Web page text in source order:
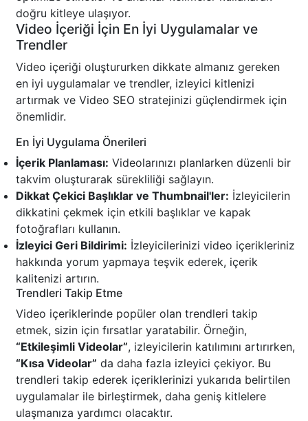
doğru kitleye ulaşıyor.
Video İçeriği İçin En İyi Uygulamalar ve
Trendler
Video içeriği oluştururken dikkate almanız gereken
en iyi uygulamalar ve trendler, izleyici kitlenizi
artırmak ve Video SEO stratejinizi güçlendirmek için
önemlidir.
En İyi Uygulama Önerileri
İçerik Planlaması: Videolarınızı planlarken düzenli bir
takvim oluşturarak sürekliliği sağlayın.
Dikkat Çekici Başlıklar ve Thumbnail'ler: İzleyicilerin
dikkatini çekmek için etkili başlıklar ve kapak
fotoğrafları kullanın.
İzleyici Geri Bildirimi: İzleyicilerinizi video içerikleriniz
hakkında yorum yapmaya teşvik ederek, içerik
kalitenizi artırın.
Trendleri Takip Etme
Video içeriklerinde popüler olan trendleri takip
etmek, sizin için fırsatlar yaratabilir. Örneğin,
“Etkileşimli Videolar”, izleyicilerin katılımını artırırken,
“Kısa Videolar” da daha fazla izleyici çekiyor. Bu
trendleri takip ederek içeriklerinizi yukarıda belirtilen
uygulamalar ile birleştirmek, daha geniş kitlelere
ulaşmanıza yardımcı olacaktır.